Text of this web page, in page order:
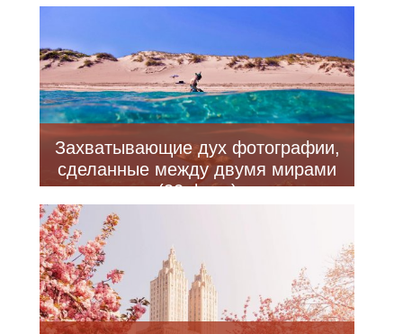
Захватывающие дух фотографии,
сделанные между двумя мирами
(32 фото)